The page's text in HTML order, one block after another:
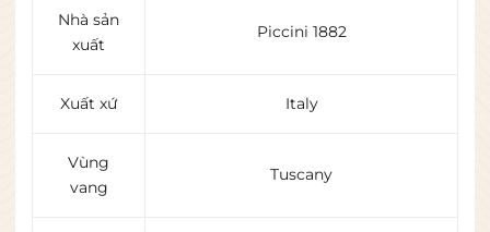
Nhà sản
xuất
Piccini 1882
Xuất xứ Italy
Vùng
vang
Tuscany